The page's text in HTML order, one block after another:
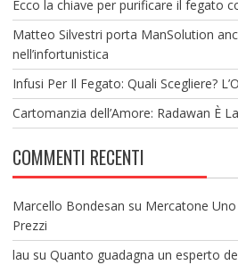
Ecco la chiave per purificare il fegato
Matteo Silvestri porta ManSolution
nell’infortunistica
Infusi Per Il Fegato: Quali Scegliere?
Cartomanzia dell’Amore: Radawan È
COMMENTI RECENTI
Marcello Bondesan su Mercatone
Prezzi
lau su Quanto guadagna un esperto